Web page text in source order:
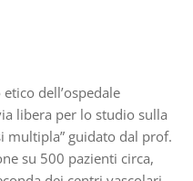
dell’ospedale
libera per lo studio sulla
multipla” guidato dal prof.
su 500 pazienti circa,